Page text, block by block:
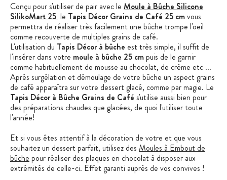
Conçu pour s'utiliser de pair avec le Moule à Bûche Silicone
SilikoMart 25 le Tapis Décor Grains de Café 25 cmvous
permettra de réaliser très facilement une bûche trompe l'oeil
comme recouverte de multiples grains de café.
L'utilisation du Tapis Décor à bûche est très simple, il suffit de
l'insérer dans votre moule à bûche 25 cmpuis de le garnir
comme habituellement de mousse au chocolat, de crème etc ...
Après surgélation et démoulage de votre bûche un aspect grains
de café apparaîtra sur votre dessert glacé, comme par magie. Le
Tapis Décor à Bûche Grains de Café s'utilise aussi bien pour
des préparations chaudes que glacées, de quoi l'utiliser toute
l'année!
Et si vous êtes attentif à la décoration de votre et que vous
souhaitez un dessert parfait, utilisez des Moules à Embout de
bûche pour réaliser des plaques en chocolat à disposer aux
extrémités de celle-ci. Effet garanti auprès de vos convives !